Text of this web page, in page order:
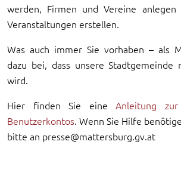
werden, Firmen und Vereine
Veranstaltungen erstellen.
Was auch immer Sie vorhaben – als
dazu bei, dass unsere Stadtgemeinde
wird.
Hier finden Sie eineAnleitung
Benutzerkontos. Wenn Sie Hilfe
bitte an presse@mattersburg.gv.at